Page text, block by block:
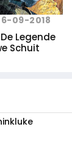
09-2018
Legende
Schuit